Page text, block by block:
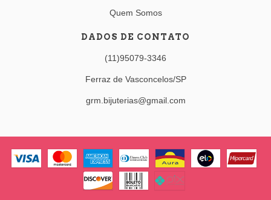
Quem Somos
DADOS DE CONTATO
(11)95079-3346
Ferraz de Vasconcelos/SP
grm.bijuterias@gmail.com